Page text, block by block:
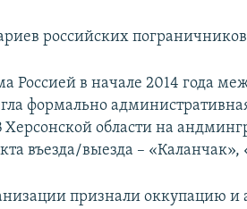
российских пограничников
Россией в начале 2014 года
формально
Херсонской области на
въезда/выезда –
признали оккупацию